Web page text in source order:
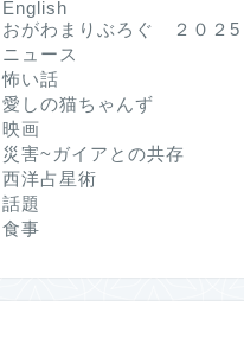
English
おがわまりぶろぐ ２０２5
ニュース
怖い話
愛しの猫ちゃんず
映画
災害~ガイアとの共存
西洋占星術
話題
食事